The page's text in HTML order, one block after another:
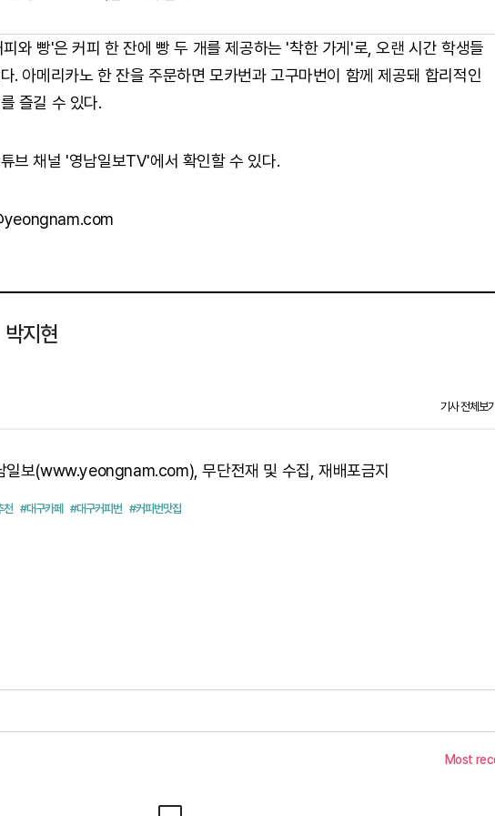
와 빵'은 커피 한 잔에 빵 두 개를 제공하는 '착한 가게'로, 오랜 시간 학생들
. 아메리카노 한 잔을 주문하면 모카번과 고구마번이 함께 제공돼 합리적인
즐길 수 있다.
브 채널 '영남일보TV'에서 확인할 수 있다.
박지현
기사 전체보기
일보(www.yeongnam.com), 무단전재 및 수집, 재배포금지
천 #대구카페 #대구커피번 #커피번맛집